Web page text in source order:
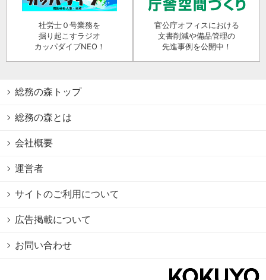
社労士０号業務を
掘り起こすラジオ
カッパダイブNEO！
官公庁オフィスにおける
文書削減や備品管理の
先進事例を公開中！
総務の森トップ
総務の森とは
会社概要
運営者
サイトのご利用について
広告掲載について
お問い合わせ